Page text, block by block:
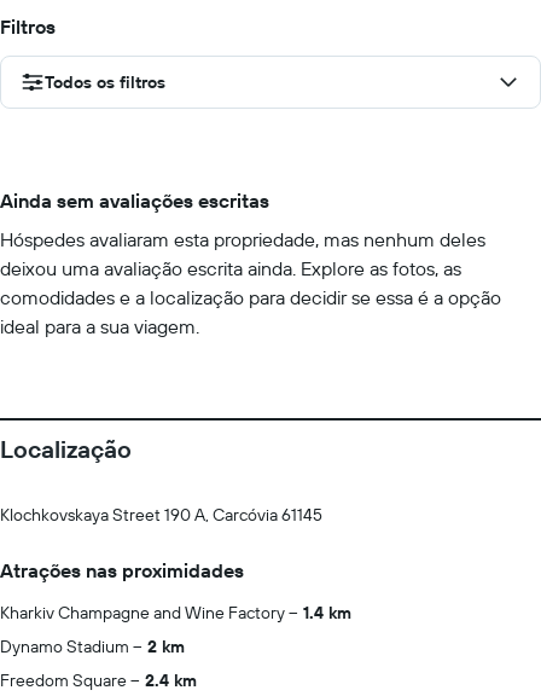
Filtros
Todos os filtros
Ainda sem avaliações escritas
Hóspedes avaliaram esta propriedade, mas nenhum deles
deixou uma avaliação escrita ainda. Explore as fotos, as
comodidades e a localização para decidir se essa é a opção
ideal para a sua viagem.
Localização
Klochkovskaya Street 190 A, Carcóvia 61145
Atrações nas proximidades
Kharkiv Champagne and Wine Factory
1.4 km
Dynamo Stadium
2 km
Freedom Square
2.4 km